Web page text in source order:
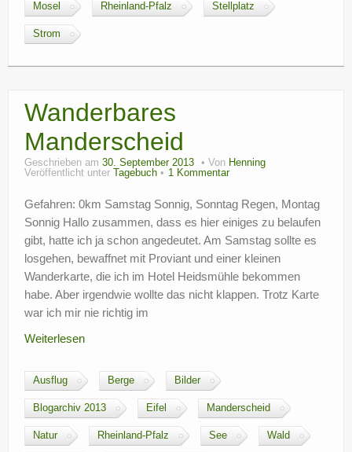
Mosel Rheinland-Pfalz Stellplatz
Strom
Wanderbares
Manderscheid
Geschrieben am 30. September 2013 Von Henning
Veröffentlicht unter
Tagebuch 1 Kommentar
Gefahren: 0km Samstag Sonnig, Sonntag Regen, Montag
Sonnig Hallo zusammen, dass es hier einiges zu belaufen
gibt, hatte ich ja schon angedeutet. Am Samstag sollte es
losgehen, bewaffnet mit Proviant und einer kleinen
Wanderkarte, die ich im Hotel Heidsmühle bekommen
habe. Aber irgendwie wollte das nicht klappen. Trotz Karte
war ich mir nie richtig im
Weiterlesen
Ausflug Berge Bilder
Blogarchiv 2013 Eifel Manderscheid
Natur Rheinland-Pfalz See Wald